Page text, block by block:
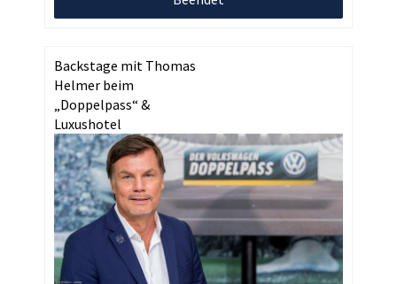
Backstage mit Thomas
Helmer beim
„Doppelpass“ &
Luxushotel